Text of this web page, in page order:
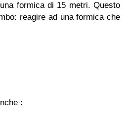
formica di 15 metri. Questo
reagire ad una formica che
: